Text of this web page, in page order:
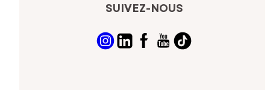
SUIVEZ-NOUS